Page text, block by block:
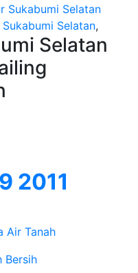
Sukabumi Selatan
Selatan,
Selatan
2011
Air Tanah
Bersih